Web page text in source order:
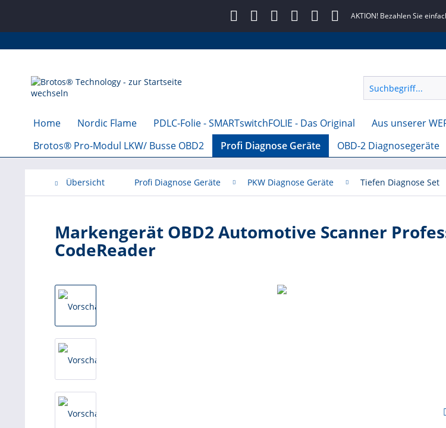
AKTION! Bezahlen Sie
Home Nordic Flame PDLC-Folie - SMARTswitchFOLIE - Das Original Aus unserer
Brotos® Pro-Modul LKW/ Busse OBD2
Profi Diagnose Geräte OBD-2 Diagnosegeräte
Übersicht Profi Diagnose Geräte PKW Diagnose Geräte Tiefen Diagnose Set
Markengerät OBD2 Automotive Scanner
CodeReader